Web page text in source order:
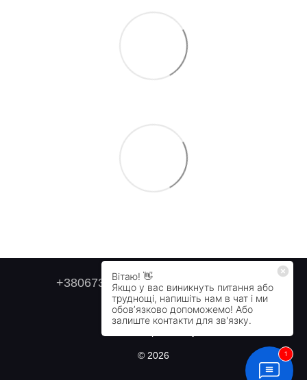
+380673179749 +380505478711
Контактна інформація
© 2026